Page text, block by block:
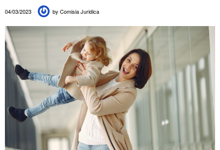
04/03/2023 by Comisia Juridica